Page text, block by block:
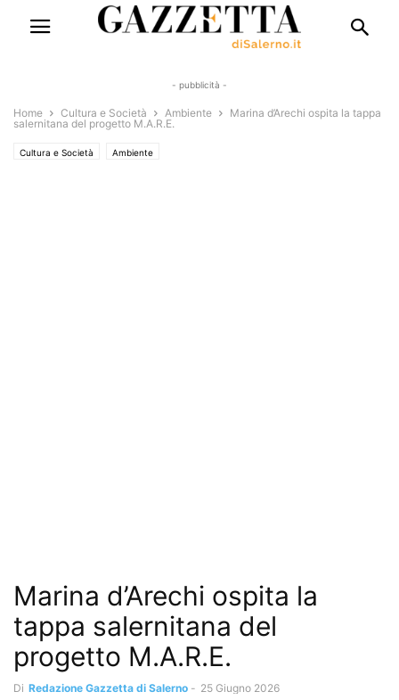
- pubblicità -
Home Cultura e Società Ambiente
Marina d’Arechi ospita la tappa
salernitana del progetto M.A.R.E.
Cultura e Società Ambiente
Marina d’Arechi ospita la
tappa salernitana del
progetto M.A.R.E.
Di Redazione Gazzetta di Salerno - 25 Giugno 2026